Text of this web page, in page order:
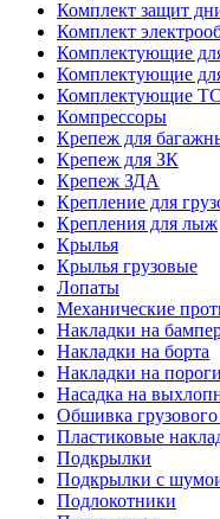
Комплект защит
Комплект
Комплектующие
Комплектующие
Комплектующие
Компрессоры
Крепеж для
Крепеж для ЗК
Крепеж ЗДА
Крепление для
Крепления для лыж
Крылья
Крылья грузовые
Лопаты
Механические
Накладки на
Накладки на борта
Накладки на пороги
Насадка на
Обшивка грузового
Пластиковые
Подкрылки
Подкрылки с
Подлокотники